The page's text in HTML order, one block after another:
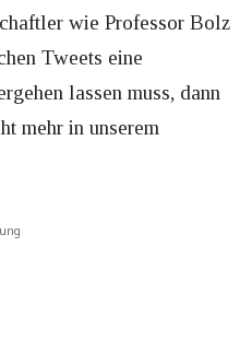
wie Professor Bolz
Tweets eine
lassen muss, dann
mehr in unserem